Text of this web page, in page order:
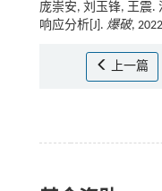
庞崇安, 刘玉锋, 王震.
响应分析[J]. 爆破,
上一篇